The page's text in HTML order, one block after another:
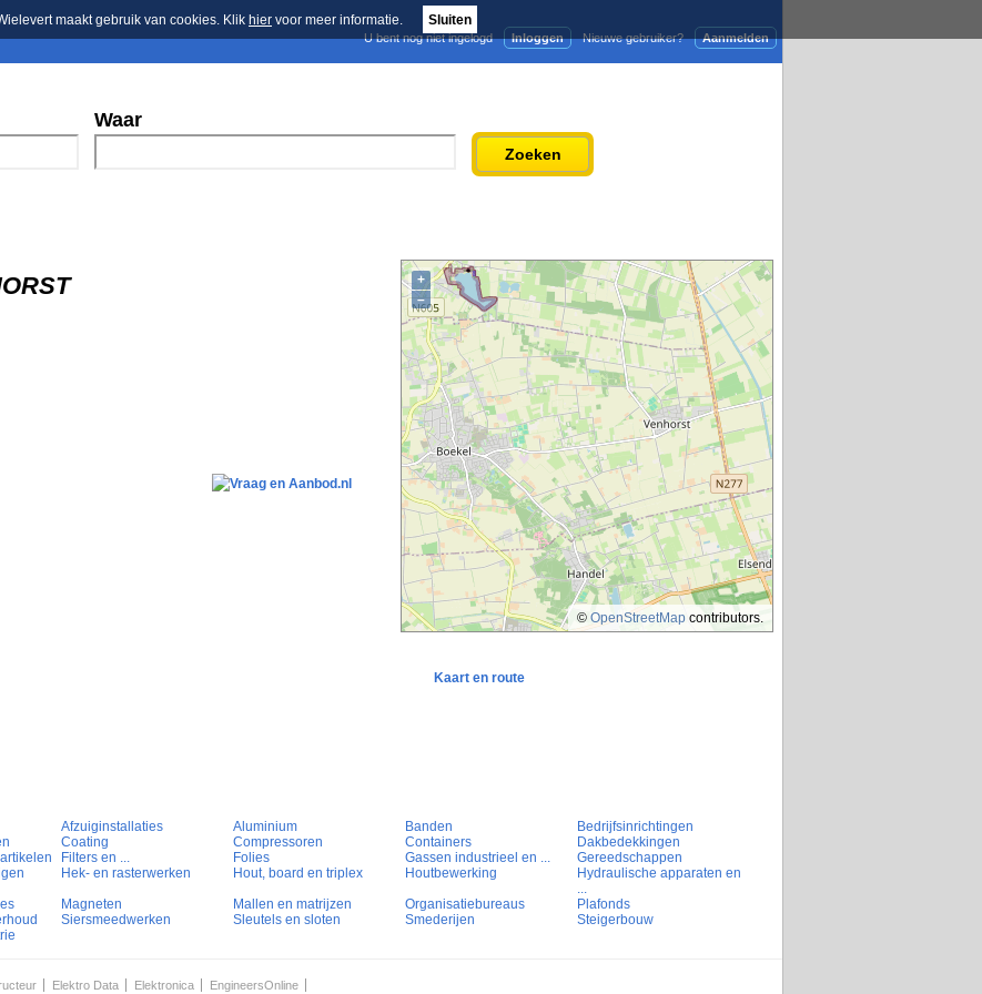
maakt gebruik van cookies. Klik hier voor meer informatie. Sluiten
Aanmelden
Nieuwe gebruiker?
Inloggen
U bent nog niet ingelogd
Waar
Zoeken
+
–
© OpenStreetMap contributors.
Kaart en route
Afzuiginstallaties Aluminium Banden
Bedrijfsinrichtingen
Coating Compressoren Containers
Dakbedekkingen
Filters en ... Folies Gassen industrieel en ...
Gereedschappen
Hek- en rasterwerken Hout, board en triplex Houtbewerking
Hydraulische apparaten en
...
Magneten Mallen en matrijzen Organisatiebureaus
Plafonds
Siersmeedwerken Sleutels en sloten Smederijen
Steigerbouw
Elektro Data Elektronica EngineersOnline